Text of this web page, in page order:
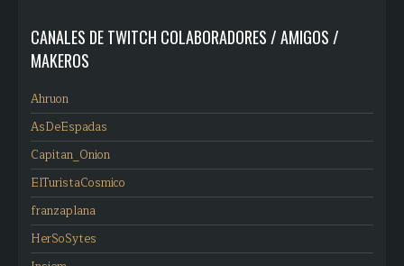
CANALES DE TWITCH COLABORADORES / AMIGOS /
MAKEROS
Ahruon
AsDeEspadas
Capitan_Onion
ElTuristaCosmico
franzaplana
HerSoSytes